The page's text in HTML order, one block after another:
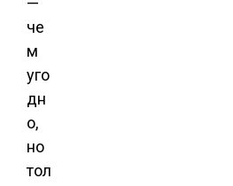
че
м
уго
дн
о,
но
тол